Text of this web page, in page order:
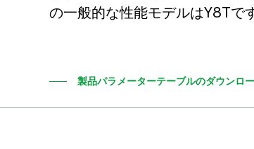
の一般的な性能モデルはY8Tで
製品パラメーターテーブルのダウンロ